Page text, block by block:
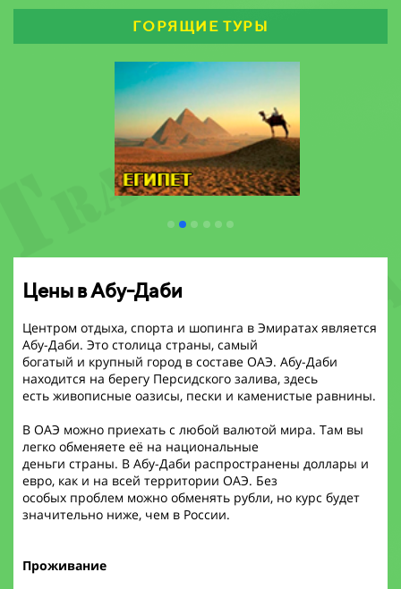
ГОРЯЩИЕ ТУРЫ
Цены в Абу-Даби
Центром отдыха, спорта и шопинга в Эмиратах является
Абу-Даби. Это столица страны, самый
богатый и крупный город в составе ОАЭ. Абу-Даби
находится на берегу Персидского залива, здесь
есть живописные оазисы, пески и каменистые равнины.
В ОАЭ можно приехать с любой валютой мира. Там вы
легко обменяете её на национальные
деньги страны. В Абу-Даби распространены доллары и
евро, как и на всей территории ОАЭ. Без
особых проблем можно обменять рубли, но курс будет
значительно ниже, чем в России.
Проживание